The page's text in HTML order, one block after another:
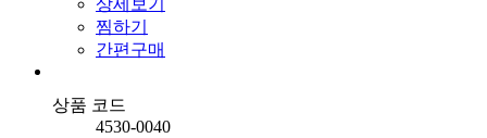
상세보기
찜하기
간편구매
상품 코드
4530-0040